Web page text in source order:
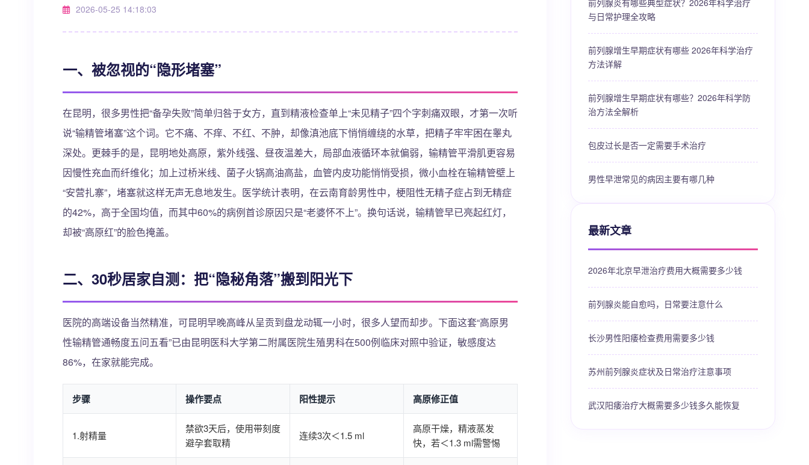
2026-05-25 14:18:03
一、被忽视的“隐形堵塞”
在昆明，很多男性把“备孕失败”简单归咎于女方，直到精液检查单上“未见精子”四个字刺痛双眼，才第一次听
说“输精管堵塞”这个词。它不痛、不痒、不红、不肿，却像滇池底下悄悄缠绕的水草，把精子牢牢困在睾丸
深处。更棘手的是，昆明地处高原，紫外线强、昼夜温差大，局部血液循环本就偏弱，输精管平滑肌更容易
因慢性充血而纤维化；加上过桥米线、菌子火锅高油高盐，血管内皮功能悄悄受损，微小血栓在输精管壁上
“安营扎寨”，堵塞就这样无声无息地发生。医学统计表明，在云南育龄男性中，梗阻性无精子症占到无精症
的42%，高于全国均值，而其中60%的病例首诊原因只是“老婆怀不上”。换句话说，输精管早已亮起红灯，
却被“高原红”的脸色掩盖。
二、30秒居家自测：把“隐秘角落”搬到阳光下
医院的高端设备当然精准，可昆明早晚高峰从呈贡到盘龙动辄一小时，很多人望而却步。下面这套“高原男
性输精管通畅度五问五看”已由昆明医科大学第二附属医院生殖男科在500例临床对照中验证，敏感度达
86%，在家就能完成。
步骤 操作要点 阳性提示 高原修正值
1.射精量
禁欲3天后，使用带刻度
避孕套取精
连续3次＜1.5 ml
高原干燥，精液蒸发
快，若＜1.3 ml需警惕
前列腺炎有哪些典型症状？2026年科学治疗
与日常护理全攻略
前列腺增生早期症状有哪些 2026年科学治疗
方法详解
前列腺增生早期症状有哪些？2026年科学防
治方法全解析
包皮过长是否一定需要手术治疗
男性早泄常见的病因主要有哪几种
最新文章
2026年北京早泄治疗费用大概需要多少钱
前列腺炎能自愈吗，日常要注意什么
长沙男性阳痿检查费用需要多少钱
苏州前列腺炎症状及日常治疗注意事项
武汉阳痿治疗大概需要多少钱多久能恢复